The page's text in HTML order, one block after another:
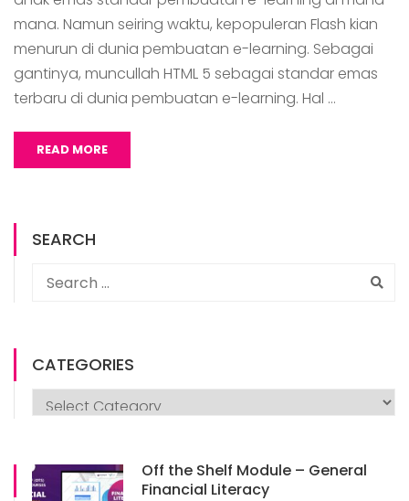
mana. Namun seiring waktu, kepopuleran Flash kian
menurun di dunia pembuatan e-learning. Sebagai
gantinya, muncullah HTML 5 sebagai standar emas
terbaru di dunia pembuatan e-learning. Hal …
READ MORE
SEARCH
CATEGORIES
Off the Shelf Module – General
Financial Literacy